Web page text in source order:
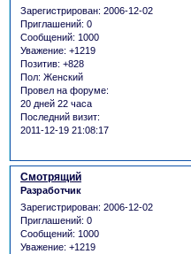
Зарегистрирован: 2006-12-02
Приглашений: 0
Сообщений: 1000
Уважение: +1219
Позитив: +828
Пол: Женский
Провел на форуме:
20 дней 22 часа
Последний визит:
2011-12-19 21:08:17
Смотрящий
Разработчик
Зарегистрирован: 2006-12-02
Приглашений: 0
Сообщений: 1000
Уважение: +1219